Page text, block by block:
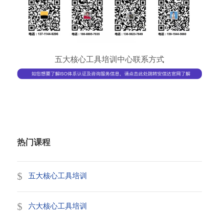
五大核心工具培训中心联系方式
热门课程
五大核心工具培训
六大核心工具培训